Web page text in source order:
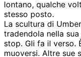
lontano, qualche
stesso posto.
La scultura di
tradendola nella
stop. Gli fa il verso.
muoversi. Altre sue